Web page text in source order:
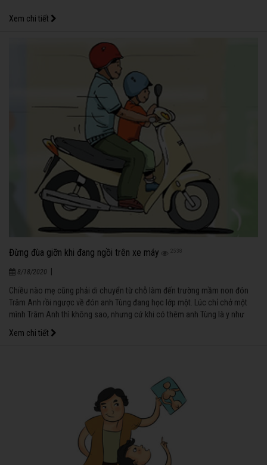
Xem chi tiết
Đừng đùa giỡn khi đang ngồi trên xe máy 2538
8/18/2020
Chiều nào mẹ cũng phải di chuyển từ chỗ làm đến trường mầm non đón
Trâm Anh rồi ngược về đón anh Tùng đang học lớp một. Lúc chỉ chở một
mình Trâm Anh thì không sao, nhưng cứ khi có thêm anh Tùng là y như
với tay lên phía trước để chọc ghẹo đứa bé, đứa bé thích chí ngoảnh cổ
Xem chi tiết